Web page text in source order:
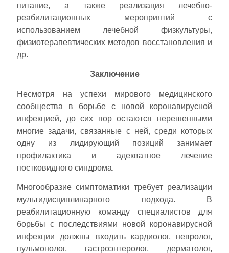
питание, а также реализация лечебно-
реабилитационных мероприятий с
использованием лечебной физкультуры,
физиотерапевтических методов восстановления и
др.
Заключение
Несмотря на успехи мирового медицинского
сообщества в борьбе с новой коронавирусной
инфекцией, до сих пор остаются нерешенными
многие задачи, связанные с ней, среди которых
одну из лидирующий позиций занимает
профилактика и адекватное лечение
постковидного синдрома.
Многообразие симптоматики требует реализации
мультидисциплинарного подхода. В
реабилитационную команду специалистов для
борьбы с последствиями новой коронавирусной
инфекции должны входить кардиолог, невролог,
пульмонолог, гастроэнтеролог, дерматолог,